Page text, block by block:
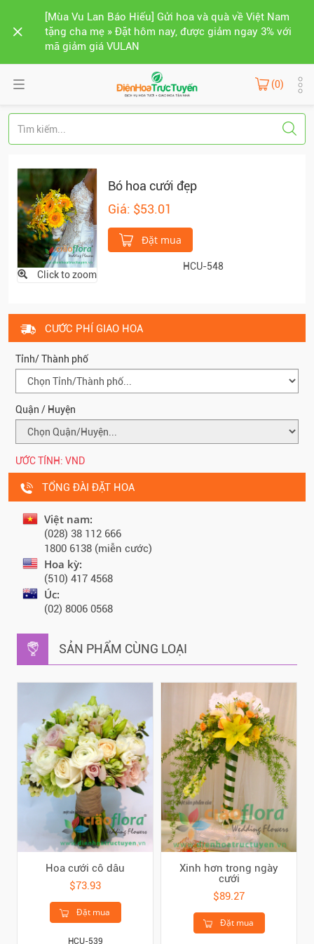
[Mùa Vu Lan Báo Hiếu] Gửi hoa và quà về Việt Nam
tặng cha mẹ » Đặt hôm nay, được giảm ngay 3% với
mã giảm giá VULAN
(0)
Click to zoom
Bó hoa cưới đẹp
Giá: $53.01
Đặt mua
HCU-548
CƯỚC PHÍ GIAO HOA
Tỉnh/ Thành phố
Quận / Huyện
ƯỚC TÍNH: VND
TỔNG ĐÀI ĐẶT HOA
Việt nam:
(028) 38 112 666
1800 6138 (miễn cước)
Hoa kỳ:
(510) 417 4568
Úc:
(02) 8006 0568
SẢN PHẨM CÙNG LOẠI
Hoa cưới cô dâu
$73.93
Đặt mua
HCU-539
Xinh hơn trong ngày
cưới
$89.27
Đặt mua